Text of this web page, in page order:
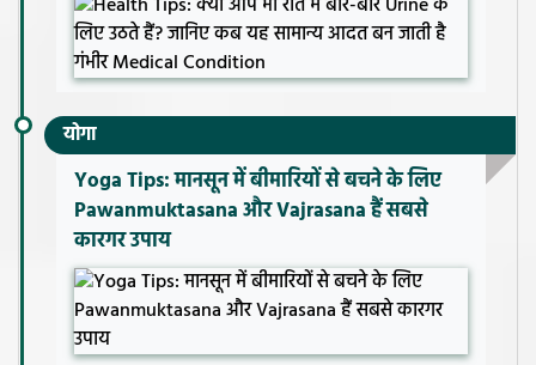
योगा
Yoga Tips: मानसून में बीमारियों से बचने के लिए
Pawanmuktasana और Vajrasana हैं सबसे
कारगर उपाय